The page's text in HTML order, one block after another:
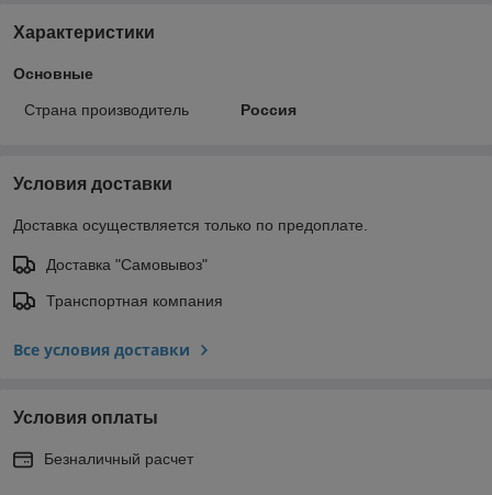
Характеристики
Основные
Страна производитель Россия
Условия доставки
Доставка осуществляется только по предоплате.
Доставка "Самовывоз"
Транспортная компания
Все условия доставки
Условия оплаты
Безналичный расчет